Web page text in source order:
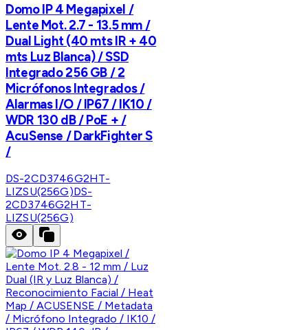
Domo IP 4 Megapixel /
Lente Mot. 2.7 - 13.5 mm /
Dual Light (40 mts IR + 40
mts Luz Blanca) / SSD
Integrado 256 GB / 2
Micrófonos Integrados /
Alarmas I/O / IP67 / IK10 /
WDR 130 dB / PoE + /
AcuSense / DarkFighter S
/
DS-2CD3746G2HT-
LIZSU(256G)DS-
2CD3746G2HT-
LIZSU(256G)